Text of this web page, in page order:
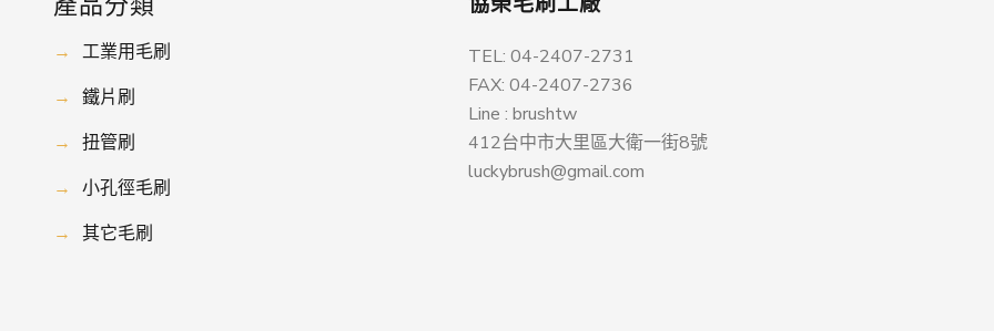
→
工業用毛刷
→
鐵片刷
→
扭管刷
→
小孔徑毛刷
→
其它毛刷
TEL: 04-2407-2731
FAX: 04-2407-2736
Line : brushtw
412台中市大里區大衛一街8號
luckybrush@gmail.com